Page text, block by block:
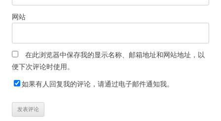
网站
在此浏览器中保存我的显示名称、邮箱地址和网站地址，以
便下次评论时使用。
如果有人回复我的评论，请通过电子邮件通知我。